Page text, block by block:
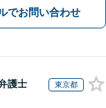
でお問い合わせ
護士 東京都